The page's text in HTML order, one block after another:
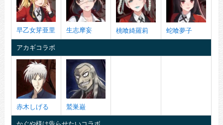
早乙女芽亜里 生志摩妄 桃喰綺羅莉 蛇喰夢子
アカギコラボ
赤木しげる 鷲巣巌